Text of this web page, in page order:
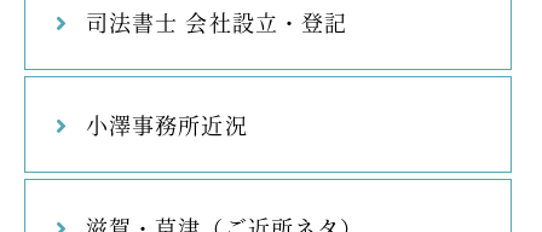
司法書士 会社設立・登記
小澤事務所近況